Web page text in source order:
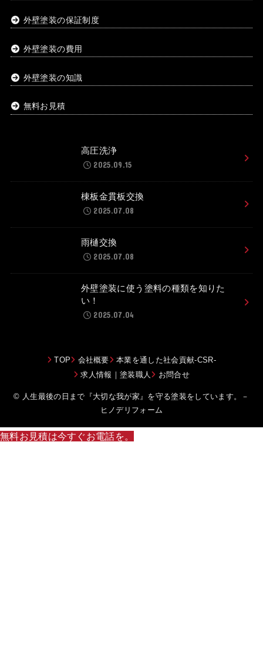
外壁塗装の保証制度
外壁塗装の費用
外壁塗装の知識
無料お見積
高圧洗浄
2025.09.15
棟板金貫板交換
2025.07.08
雨樋交換
2025.07.08
外壁塗装に使う塗料の種類を知りた
い！
2025.07.04
TOP 会社概要
本業を通した社会貢献-CSR-
求人情報｜塗装職人
お問合せ
© 人生最後の日まで『大切な我が家』を守る塗装をしています。－
ヒノデリフォーム
無料お見積は今すぐお電話を。